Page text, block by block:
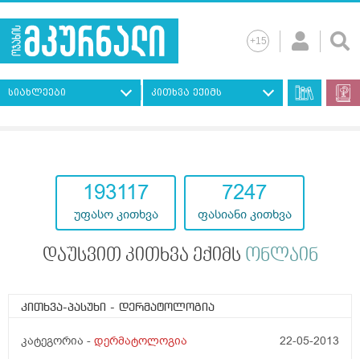
სიახლეები კითხვა ექიმს
193117
უფასო კითხვა
7247
ფასიანი კითხვა
დაუსვით კითხვა ექიმს ონლაინ
კითხვა-პასუხი - დერმატოლოგია
კატეგორია - დერმატოლოგია 22-05-2013